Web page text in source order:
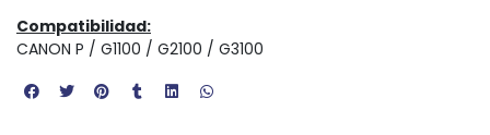
Compatibilidad:
CANON P / G1100 / G2100 / G3100